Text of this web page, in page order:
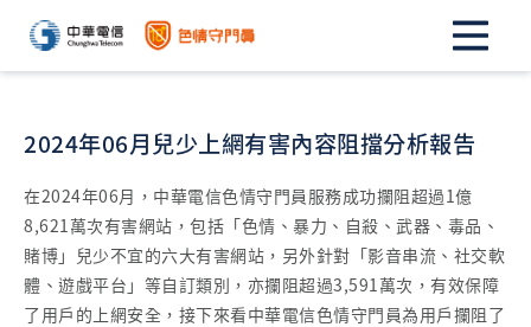
2024年06月兒少上網有害內容阻擋分析報告
在2024年06月，中華電信色情守門員服務成功攔阻超過1億
8,621萬次有害網站，包括「色情、暴力、自殺、武器、毒品、
賭博」兒少不宜的六大有害網站，另外針對「影音串流、社交軟
體、遊戲平台」等自訂類別，亦攔阻超過3,591萬次，有效保障
了用戶的上網安全，接下來看中華電信色情守門員為用戶攔阻了